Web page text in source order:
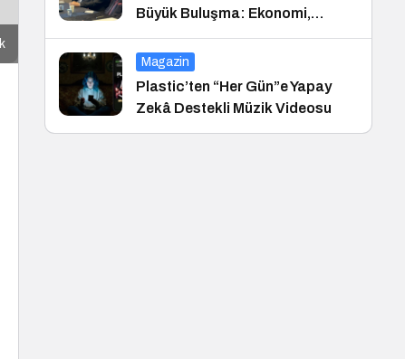
Büyük Buluşma: Ekonomi,
Güvenlik Politikaları ve Hukuk
Konferansı
Magazin
Plastic’ten “Her Gün”e Yapay
Zekâ Destekli Müzik Videosu